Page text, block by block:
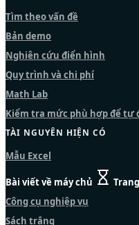
Tìm theo vấn đề
Bản demo
Nghiên cứu điển hình
Quy trình và chi phí
Math Lab
Kiểm tra mức phù hợp để tự
TÀI NGUYÊN HIỆN CÓ
Mẫu Excel
Bài viết về máy chủ
Công cụ nghiệp vụ
Sách trắng